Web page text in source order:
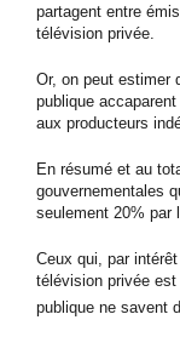
partagent entre
télévision privée.
Or, on peut estimer
publique
aux producteurs
En résumé et au
gouvernementales
seulement 20% par
Ceux qui, par
télévision privée est
publique ne savent